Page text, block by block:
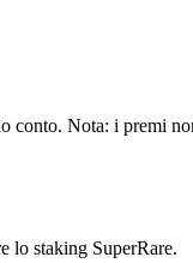
Nota: i premi
lo staking SuperRare.